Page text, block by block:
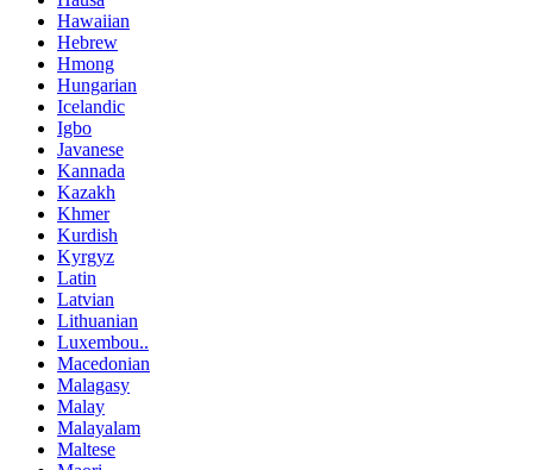
Hawaiian
Hebrew
Hmong
Hungarian
Icelandic
Igbo
Javanese
Kannada
Kazakh
Khmer
Kurdish
Kyrgyz
Latin
Latvian
Lithuanian
Luxembou..
Macedonian
Malagasy
Malay
Malayalam
Maltese